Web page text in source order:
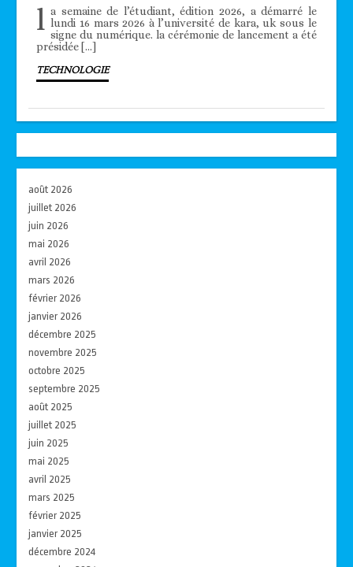
l a semaine de l’étudiant, édition 2026, a démarré le
lundi 16 mars 2026 à l’université de kara, uk sous le
signe du numérique. la cérémonie de lancement a été
présidée […]
TECHNOLOGIE
août 2026
juillet 2026
juin 2026
mai 2026
avril 2026
mars 2026
février 2026
janvier 2026
décembre 2025
novembre 2025
octobre 2025
septembre 2025
août 2025
juillet 2025
juin 2025
mai 2025
avril 2025
mars 2025
février 2025
janvier 2025
décembre 2024